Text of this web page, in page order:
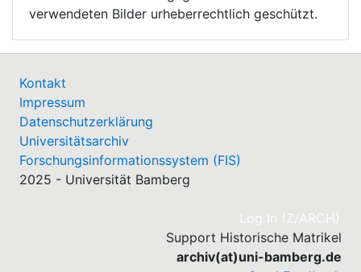
verwendeten Bilder urheberrechtlich geschützt.
Kontakt
Impressum
Datenschutzerklärung
Universitätsarchiv
Forschungsinformationssystem (FIS)
2025 - Universität Bamberg
Log In (Z/ARCH)
Support Historische Matrikel
archiv(at)uni-bamberg.de